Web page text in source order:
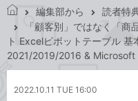
き
る
ト
編集部から
読者特
「顧客別」ではなく「
ト Excelピボットテーブル
2021/2019/2016 & Microsoft
2022.10.11 TUE 16:00